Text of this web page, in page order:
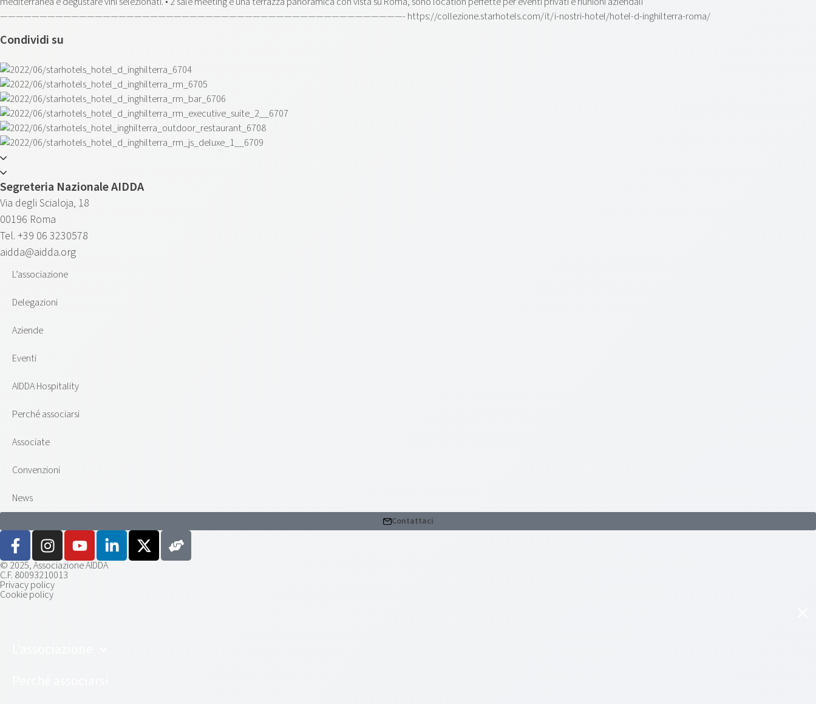
———————————————————————————————————————————————————- https://collezione.starhotels.com/it/i-nostri-hotel/hotel-d-inghilterra-roma/
Condividi su
Segreteria Nazionale AIDDA
Via degli Scialoja, 18
00196 Roma
Tel. +39 06 3230578
aidda@aidda.org
L’associazione
Delegazioni
Aziende
Eventi
AIDDA Hospitality
Perché associarsi
Associate
Convenzioni
News
Contattaci
© 2025, Associazione AIDDA
C.F. 80093210013
Privacy policy
Cookie policy